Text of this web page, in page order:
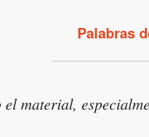
Palabras
el material,
que tocaban mis